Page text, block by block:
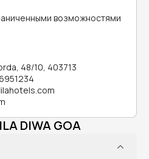
возможностями
48/10, 403713
DIWA GOA